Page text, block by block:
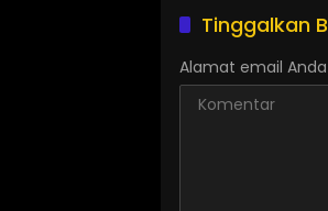
Tinggalkan
Alamat email